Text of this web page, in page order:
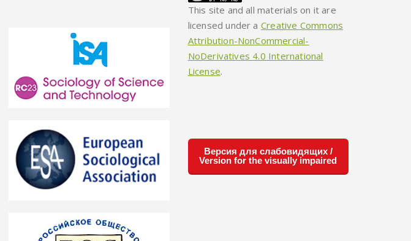
This site and all materials on it are
licensed under a Creative Commons
Attribution-NonCommercial-
NoDerivatives 4.0 International
License.
Версия для слабовидящих /
Version for the visually impaired